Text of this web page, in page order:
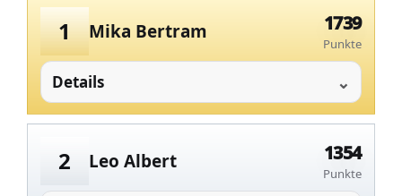
1 Mika Bertram 1739
Punkte
Details
2 Leo Albert 1354
Punkte